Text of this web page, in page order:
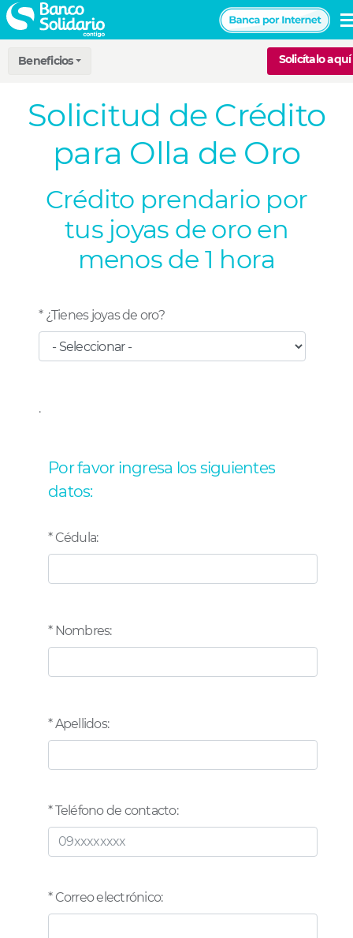
Pasar
al
principal
Navegación
principal
Beneficios Solicítalo aquí
Solicitud de Crédito
para Olla de Oro
Crédito prendario por
tus joyas de oro en
menos de 1 hora
* ¿Tienes joyas de oro?
.
Por favor ingresa los siguientes
datos:
* Cédula:
* Nombres:
* Apellidos:
* Teléfono de contacto:
* Correo electrónico: